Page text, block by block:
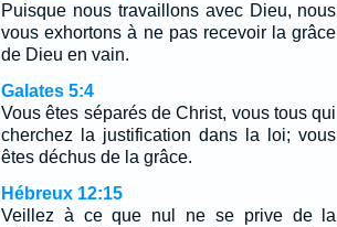
Puisque nous travaillons avec Dieu, nous
vous exhortons à ne pas recevoir la grâce
de Dieu en vain.
Galates 5:4
Vous êtes séparés de Christ, vous tous qui
cherchez la justification dans la loi; vous
êtes déchus de la grâce.
Hébreux 12:15
Veillez à ce que nul ne se prive de la